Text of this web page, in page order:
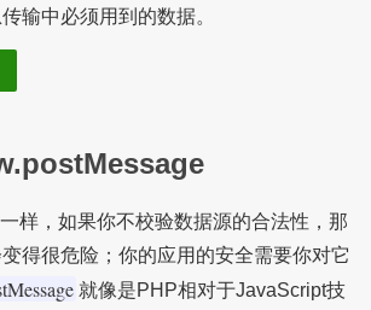
输中必须用到的数据。
样，如果你不校验数据源的合法性，那
得很危险；你的应用的安全需要你对它
就像是PHP相对于JavaScript技